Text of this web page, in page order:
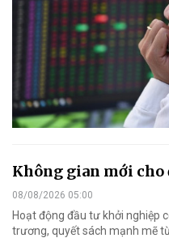
Không gian mới cho
08/08/2026 05:00
Hoạt động đầu tư khởi nghiệp
trương, quyết sách mạnh mẽ